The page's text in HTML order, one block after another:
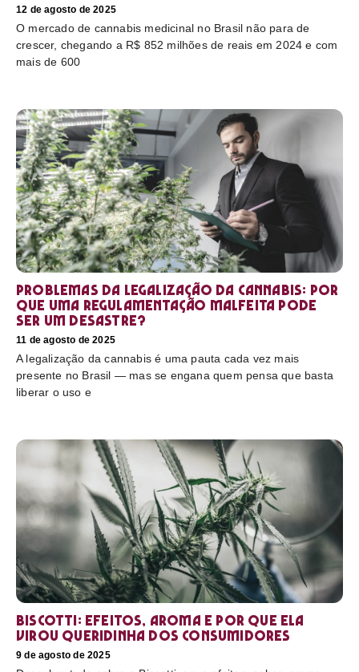
12 de agosto de 2025
O mercado de cannabis medicinal no Brasil não para de
crescer, chegando a R$ 852 milhões de reais em 2024 e com
mais de 600
Problemas da legalização da cannabis: por
que uma regulamentação malfeita pode
ser um desastre?
11 de agosto de 2025
A legalização da cannabis é uma pauta cada vez mais
presente no Brasil — mas se engana quem pensa que basta
liberar o uso e
Biscotti: efeitos, aroma e por que ela
virou queridinha dos consumidores
9 de agosto de 2025